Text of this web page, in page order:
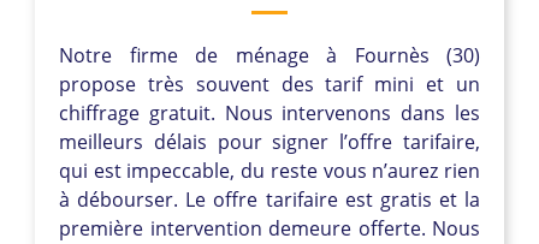
Notre firme de ménage à Fournès (30)
propose très souvent des tarif mini et un
chiffrage gratuit. Nous intervenons dans les
meilleurs délais pour signer l’offre tarifaire,
qui est impeccable, du reste vous n’aurez rien
à débourser. Le offre tarifaire est gratis et la
première intervention demeure offerte. Nous